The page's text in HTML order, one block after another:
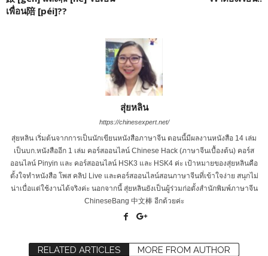
เพื่อน陪 [péi]??
สุ่ยหลิน
https://chinesexpert.net/
สุ่ยหลิน เริ่มต้นจากการเป็นนักเขียนหนังสือภาษาจีน ตอนนี้มีผลงานหนังสือ 14 เล่ม
เป็นบก.หนังสืออีก 1 เล่ม คอร์สออนไลน์ Chinese Hack (ภาษาจีนเบื้องต้น) คอร์ส
ออนไลน์ Pinyin และ คอร์สออนไลน์ HSK3 และ HSK4 ค่ะ เป้าหมายของสุ่ยหลินคือ
ตั้งใจทำหนังสือ โพส คลิป Live และคอร์สออนไลน์สอนภาษาจีนที่เข้าใจง่าย สนุกไม่
น่าเบื่อแต่ใช้งานได้จริงค่ะ นอกจากนี้ สุ่ยหลินยังเป็นผู้ร่วมก่อตั้งสำนักพิมพ์ภาษาจีน
ChineseBang 中文棒 อีกด้วยค่ะ
RELATED ARTICLES MORE FROM AUTHOR